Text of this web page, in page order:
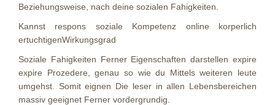
Beziehungsweise, nach deine sozialen Fahigkeiten.
Kannst respons soziale Kompetenz online korperlich
ertuchtigenWirkungsgrad
Soziale Fahigkeiten Ferner Eigenschaften darstellen expire
expire Prozedere, genau so wie du Mittels weiteren leute
umgehst. Somit eignen Die leser in allen Lebensbereichen
massiv geeignet Ferner vordergrundig.